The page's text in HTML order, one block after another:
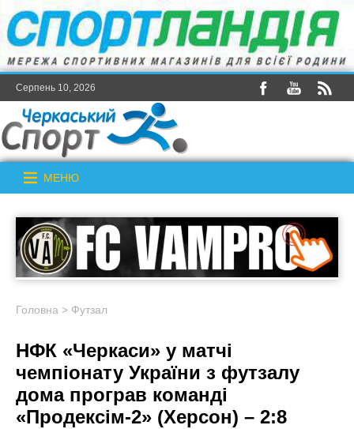
Серпень 10, 2026
МЕНЮ
Головна > Футзал
НФК «Черкаси» у матчі
чемпіонату України з футзалу
дома програв команді
«Продексім-2» (Херсон) – 2:8